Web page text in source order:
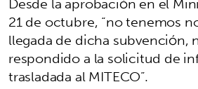
21 de octubre, “no tenemos
llegada de dicha subvención,
respondido a la solicitud de
trasladada al MITECO”.